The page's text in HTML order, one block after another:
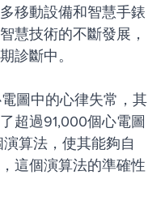
移動設備和智慧手錶
慧技術的不斷發展，
診斷中。
圖中的心律失常，其
超過91,000個心電圖
算法，使其能夠自
這個演算法的準確性